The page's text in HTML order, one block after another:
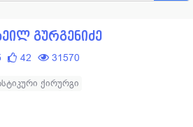
გურგენიძე
42 31570
ქირურგი